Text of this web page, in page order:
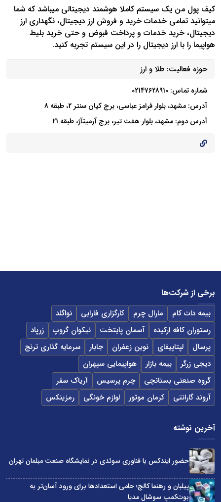
کیف پول من یک سیستم کاملا هوشمند دیجیتالی میباشد که شما
میتوانید تمامی خدمات خرید و فروش ارز دیجیتال، نگهداری ارز
دیجیتال، خرید خدمات و پرداخت قبوض و حتی خرید بلیط
هواپیما را با ارز دیجیتال را در این سیستم تجربه کنید.
حوزه فعالیت: طلا و ارز
شماره تماس: 02147628910
آدرس: مشهد، بلوار فرامز عباسی، برج کیان سنتر 2، طبقه 8
آدرس دوم: مشهد، بلوار هفت تیر، برج آرمیتآژ، طبقه 21
برخی از شرکت‌ها
بیمه دات کام مارال چرم کارگزاری فارابی
نواگلد
رستوران کافه ارکیده
آسمان پایتخت نیکوان گروپ
زرپاد
پرسال
لپتاپیفای نوین زعفران جابار
سرمایه گذاری ترنج
دیجی زرگر
بیمه بازار
هواپیمایی سپهران
گروه صنعتی بستانچی
چرم پرسیس
آریاک سفر
آروند گارانتی
کرمان موتور لوازم خونگی رمزینکس
آخرین نوشته
حضور ایندکس با فناوری سوئدی در نمایشگاه صنعت مبلمان تهران
پیلبان و رهنما کالج؛ حامی استعدادها برای ورود آسان‌تر به
بوت‌کمپ سوشال مدیا